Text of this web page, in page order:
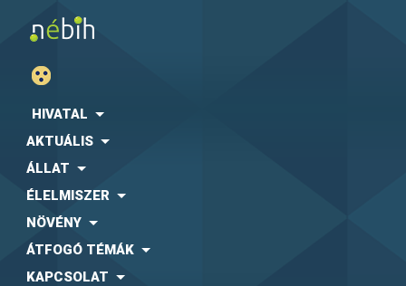
HIVATAL
AKTUÁLIS
ÁLLAT
ÉLELMISZER
NÖVÉNY
ÁTFOGÓ TÉMÁK
KAPCSOLAT